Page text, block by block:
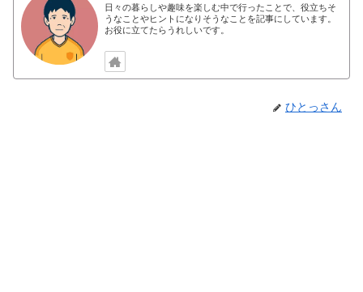
日々の暮らしや趣味を楽しむ中で行ったことで、役立ちそ
うなことやヒントになりそうなことを記事にしています。
お役に立てたらうれしいです。
ひとっさん